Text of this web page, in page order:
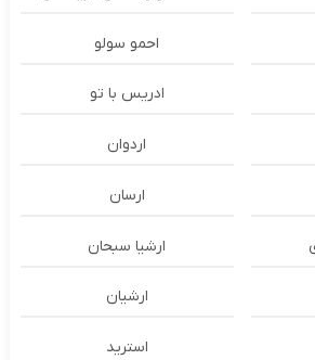
احمو سولو
ادریس با تو
اردوان
ارسان
ارشیا سبحان
ارشیان
استرید